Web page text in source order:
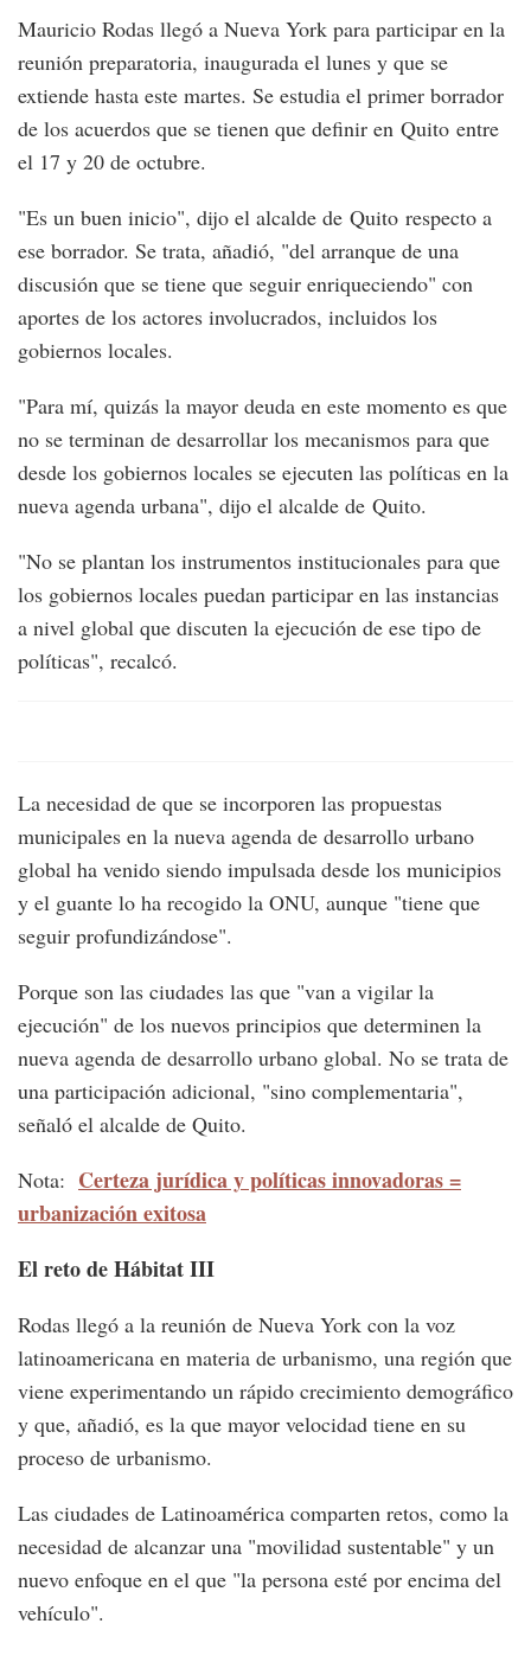
Mauricio Rodas llegó a Nueva York para participar en la
reunión preparatoria, inaugurada el lunes y que se
extiende hasta este martes. Se estudia el primer borrador
de los acuerdos que se tienen que definir en Quito entre
el 17 y 20 de octubre.
"Es un buen inicio", dijo el alcalde de Quito respecto a
ese borrador. Se trata, añadió, "del arranque de una
discusión que se tiene que seguir enriqueciendo" con
aportes de los actores involucrados, incluidos los
gobiernos locales.
"Para mí, quizás la mayor deuda en este momento es que
no se terminan de desarrollar los mecanismos para que
desde los gobiernos locales se ejecuten las políticas en la
nueva agenda urbana", dijo el alcalde de Quito.
"No se plantan los instrumentos institucionales para que
los gobiernos locales puedan participar en las instancias
a nivel global que discuten la ejecución de ese tipo de
políticas", recalcó.
La necesidad de que se incorporen las propuestas
municipales en la nueva agenda de desarrollo urbano
global ha venido siendo impulsada desde los municipios
y el guante lo ha recogido la ONU, aunque "tiene que
seguir profundizándose".
Porque son las ciudades las que "van a vigilar la
ejecución" de los nuevos principios que determinen la
nueva agenda de desarrollo urbano global. No se trata de
una participación adicional, "sino complementaria",
señaló el alcalde de Quito.
Nota: Certeza jurídica y políticas innovadoras =
urbanización exitosa
El reto de Hábitat III
Rodas llegó a la reunión de Nueva York con la voz
latinoamericana en materia de urbanismo, una región que
viene experimentando un rápido crecimiento demográfico
y que, añadió, es la que mayor velocidad tiene en su
proceso de urbanismo.
Las ciudades de Latinoamérica comparten retos, como la
necesidad de alcanzar una "movilidad sustentable" y un
nuevo enfoque en el que "la persona esté por encima del
vehículo".